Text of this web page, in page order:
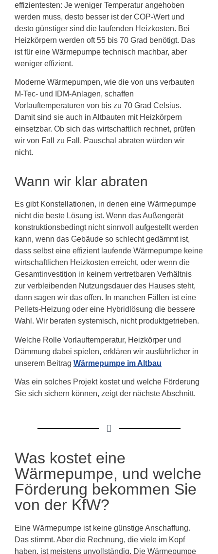
effizientesten: Je weniger Temperatur angehoben
werden muss, desto besser ist der COP-Wert und
desto günstiger sind die laufenden Heizkosten. Bei
Heizkörpern werden oft 55 bis 70 Grad benötigt. Das
ist für eine Wärmepumpe technisch machbar, aber
weniger effizient.
Moderne Wärmepumpen, wie die von uns verbauten
M-Tec- und IDM-Anlagen, schaffen
Vorlauftemperaturen von bis zu 70 Grad Celsius.
Damit sind sie auch in Altbauten mit Heizkörpern
einsetzbar. Ob sich das wirtschaftlich rechnet, prüfen
wir von Fall zu Fall. Pauschal abraten würden wir
nicht.
Wann wir klar abraten
Es gibt Konstellationen, in denen eine Wärmepumpe
nicht die beste Lösung ist. Wenn das Außengerät
konstruktionsbedingt nicht sinnvoll aufgestellt werden
kann, wenn das Gebäude so schlecht gedämmt ist,
dass selbst eine effizient laufende Wärmepumpe keine
wirtschaftlichen Heizkosten erreicht, oder wenn die
Gesamtinvestition in keinem vertretbaren Verhältnis
zur verbleibenden Nutzungsdauer des Hauses steht,
dann sagen wir das offen. In manchen Fällen ist eine
Pellets-Heizung oder eine Hybridlösung die bessere
Wahl. Wir beraten systemisch, nicht produktgetrieben.
Welche Rolle Vorlauftemperatur, Heizkörper und
Dämmung dabei spielen, erklären wir ausführlicher in
unserem Beitrag Wärmepumpe im Altbau
Was ein solches Projekt kostet und welche Förderung
Sie sich sichern können, zeigt der nächste Abschnitt.
Was kostet eine
Wärmepumpe, und welche
Förderung bekommen Sie
von der KfW?
Eine Wärmepumpe ist keine günstige Anschaffung.
Das stimmt. Aber die Rechnung, die viele im Kopf
haben, ist meistens unvollständig. Die Wärmepumpe